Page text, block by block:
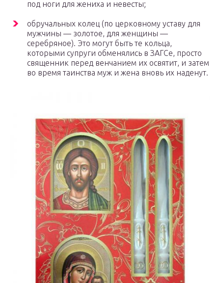
под ноги для жениха и невесты;
обручальных колец (по церковному уставу для
мужчины — золотое, для женщины —
серебряное). Это могут быть те кольца,
которыми супруги обменялись в ЗАГСе, просто
священник перед венчанием их освятит, и затем
во время таинства муж и жена вновь их наденут.